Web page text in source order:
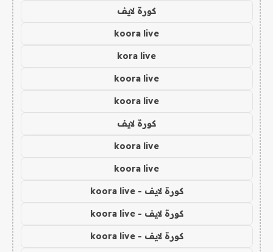
كورة لايف
koora live
kora live
koora live
koora live
كورة لايف
koora live
koora live
كورة لايف - koora live
كورة لايف - koora live
كورة لايف - koora live